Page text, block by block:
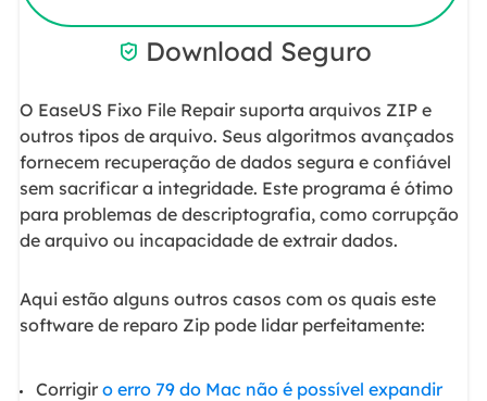
 Download Seguro
O EaseUS Fixo File Repair suporta arquivos ZIP e
outros tipos de arquivo. Seus algoritmos avançados
fornecem recuperação de dados segura e confiável
sem sacrificar a integridade. Este programa é ótimo
para problemas de descriptografia, como corrupção
de arquivo ou incapacidade de extrair dados.
Aqui estão alguns outros casos com os quais este
software de reparo Zip pode lidar perfeitamente:
Corrigir o erro 79 do Mac não é possível expandir